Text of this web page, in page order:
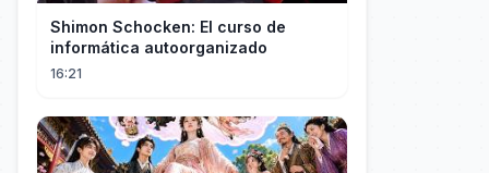
Shimon Schocken: El curso de
informática autoorganizado
16:21